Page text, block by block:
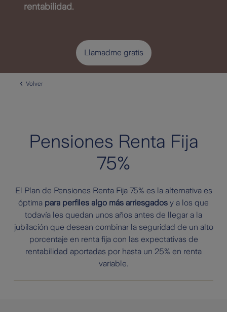
rentabilidad.
Llamadme gratis
Volver
Pensiones Renta Fija
75%
El Plan de Pensiones Renta Fija 75% es la alternativa es
óptima para perfiles algo más arriesgados y a los que
todavía les quedan unos años antes de llegar a la
jubilación que desean combinar la seguridad de un alto
porcentaje en renta fija con las expectativas de
rentabilidad aportadas por hasta un 25% en renta
variable.